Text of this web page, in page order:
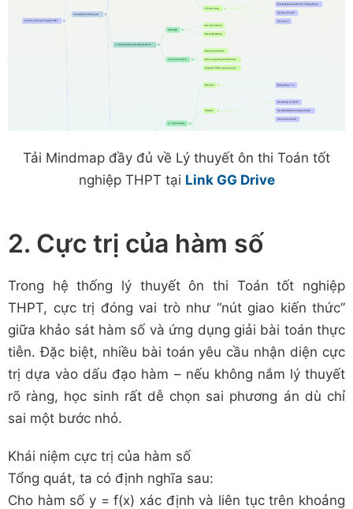
Tải Mindmap đầy đủ về Lý thuyết ôn thi Toán tốt
nghiệp THPT tại Link GG Drive
2. Cực trị của hàm số
Trong hệ thống lý thuyết ôn thi Toán tốt nghiệp
THPT, cực trị đóng vai trò như “nút giao kiến thức”
giữa khảo sát hàm số và ứng dụng giải bài toán thực
tiễn. Đặc biệt, nhiều bài toán yêu cầu nhận diện cực
trị dựa vào dấu đạo hàm – nếu không nắm lý thuyết
rõ ràng, học sinh rất dễ chọn sai phương án dù chỉ
sai một bước nhỏ.
Khái niệm cực trị của hàm số
Tổng quát, ta có định nghĩa sau:
Cho hàm số y = f(x) xác định và liên tục trên khoảng